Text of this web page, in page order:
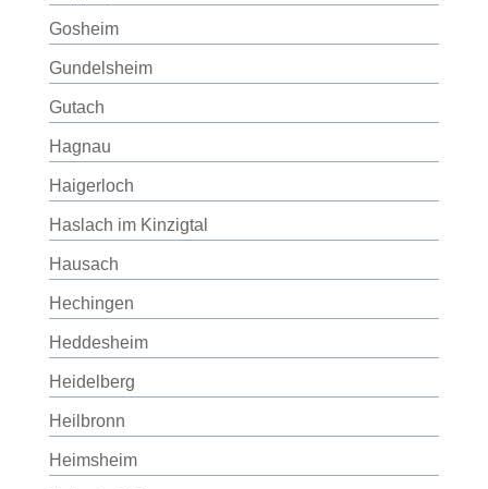
Gosheim
Gundelsheim
Gutach
Hagnau
Haigerloch
Haslach im Kinzigtal
Hausach
Hechingen
Heddesheim
Heidelberg
Heilbronn
Heimsheim